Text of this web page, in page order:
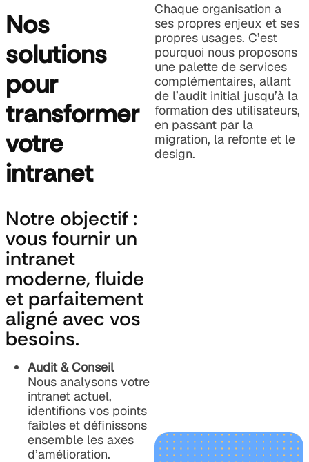
Nos
solutions
pour
transformer
votre
intranet
Chaque organisation a
ses propres enjeux et ses
propres usages. C’est
pourquoi nous proposons
une palette de services
complémentaires, allant
de l’audit initial jusqu’à la
formation des utilisateurs,
en passant par la
migration, la refonte et le
design.
Notre objectif :
vous fournir un
intranet
moderne, fluide
et parfaitement
aligné avec vos
besoins.
Audit & Conseil
Nous analysons votre
intranet actuel,
identifions vos points
faibles et définissons
ensemble les axes
d’amélioration.